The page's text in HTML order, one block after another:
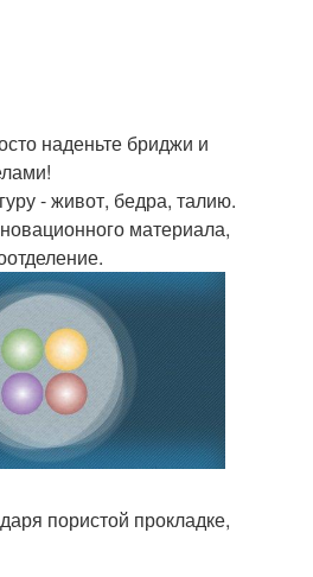
наденьте бриджи и
- живот, бедра, талию.
материала,
пористой прокладке,